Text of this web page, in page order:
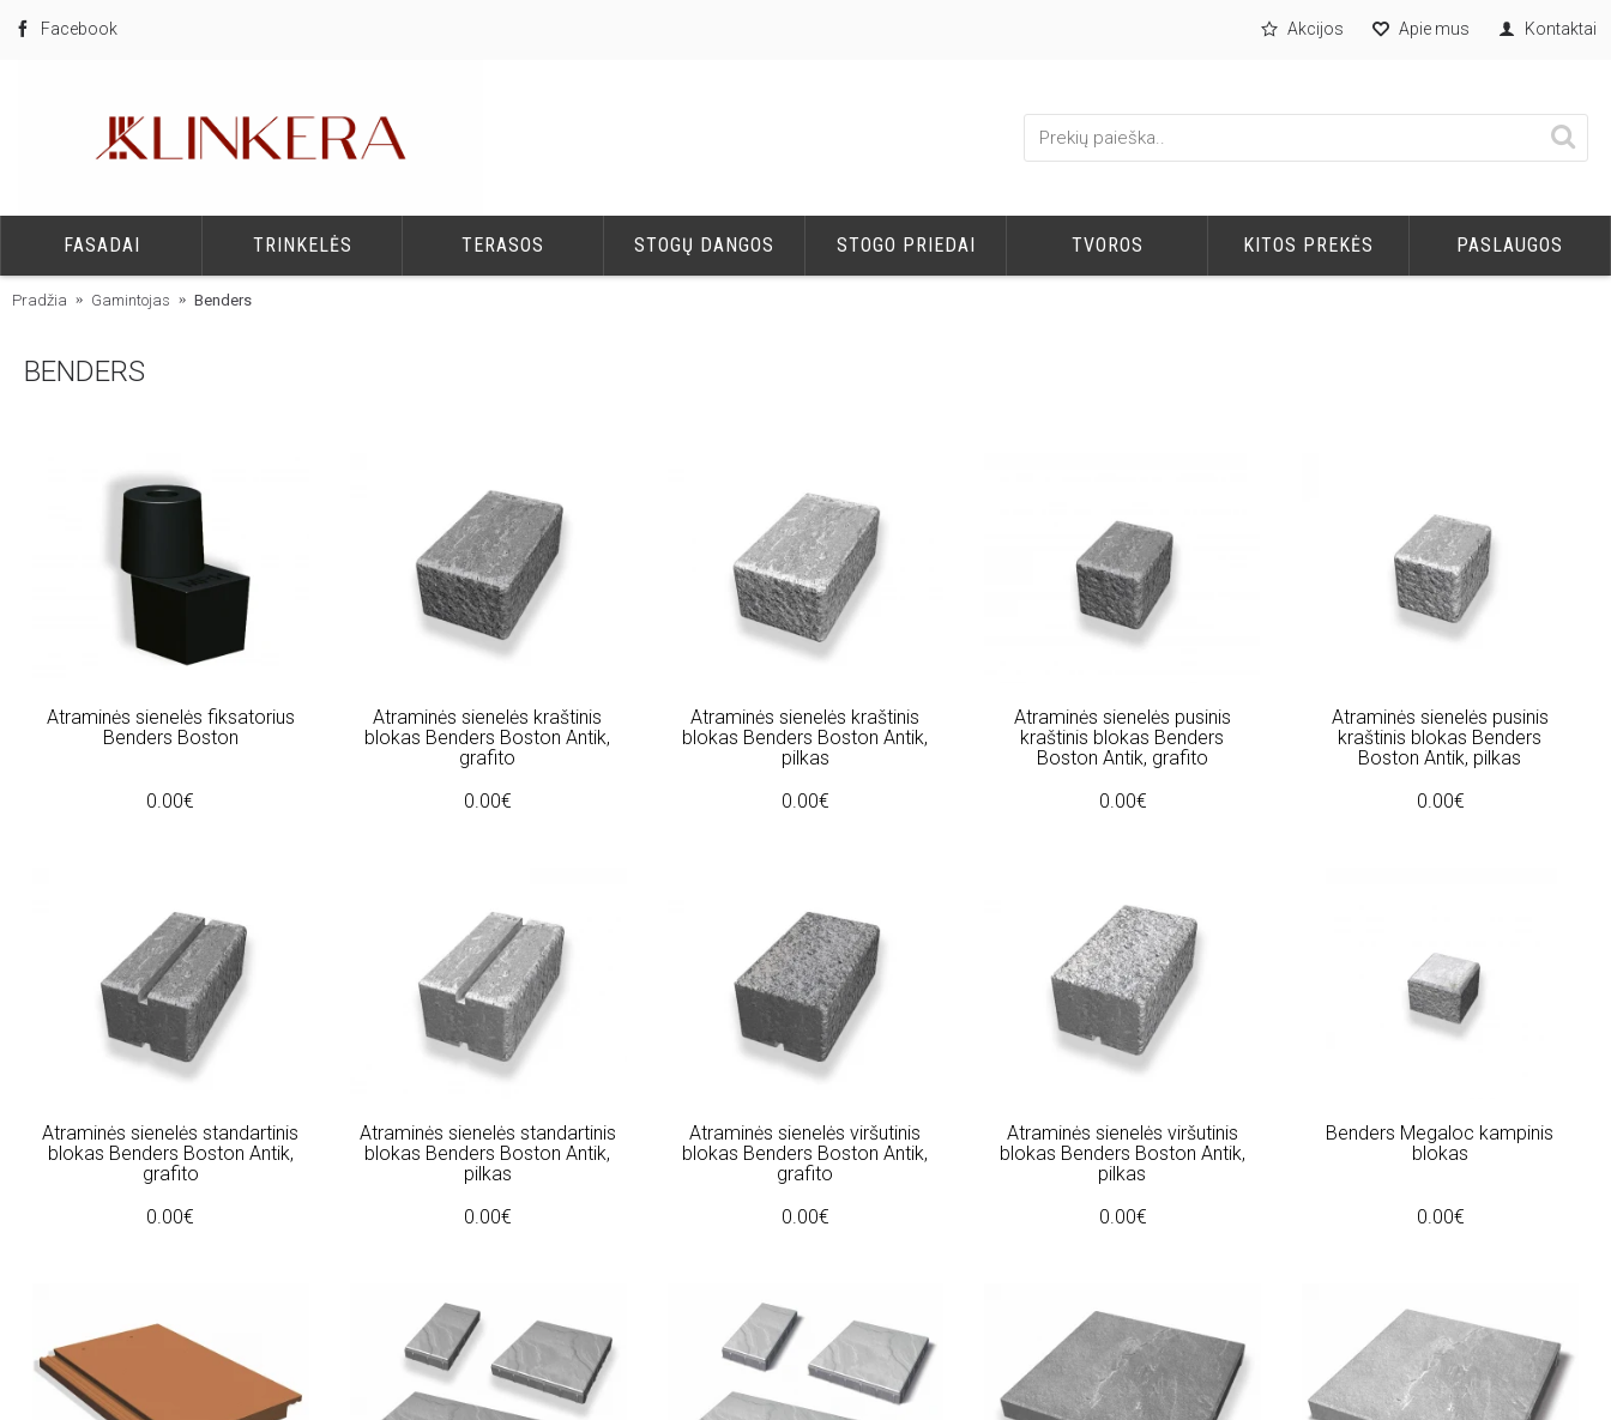
Facebook Akcijos Apie mus Kontaktai
FASADAI TRINKELĖS TERASOS STOGŲ DANGOS STOGO PRIEDAI TVOROS KITOS PREKĖS PASLAUGOS
Pradžia Gamintojas Benders
BENDERS
Atraminės sienelės fiksatorius
Benders Boston
0.00€
Atraminės sienelės kraštinis
blokas Benders Boston Antik,
grafito
0.00€
Atraminės sienelės kraštinis
blokas Benders Boston Antik,
pilkas
0.00€
Atraminės sienelės pusinis
kraštinis blokas Benders
Boston Antik, grafito
0.00€
Atraminės sienelės pusinis
kraštinis blokas Benders
Boston Antik, pilkas
0.00€
Atraminės sienelės standartinis
blokas Benders Boston Antik,
grafito
0.00€
Atraminės sienelės standartinis
blokas Benders Boston Antik,
pilkas
0.00€
Atraminės sienelės viršutinis
blokas Benders Boston Antik,
grafito
0.00€
Atraminės sienelės viršutinis
blokas Benders Boston Antik,
pilkas
0.00€
Benders Megaloc kampinis
blokas
0.00€